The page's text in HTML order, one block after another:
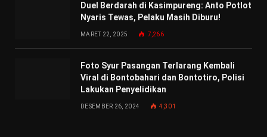
Duel Berdarah di Kasimpureng: Anto Potlot
Nyaris Tewas, Pelaku Masih Diburu!
MARET 22, 2025 7,266
Foto Syur Pasangan Terlarang Kembali
Viral di Bontobahari dan Bontotiro, Polisi
Lakukan Penyelidikan
DESEMBER 26, 2024 4,301